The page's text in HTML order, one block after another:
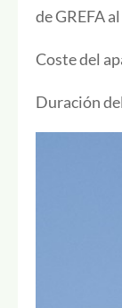
de GREFA
Coste del
Duración